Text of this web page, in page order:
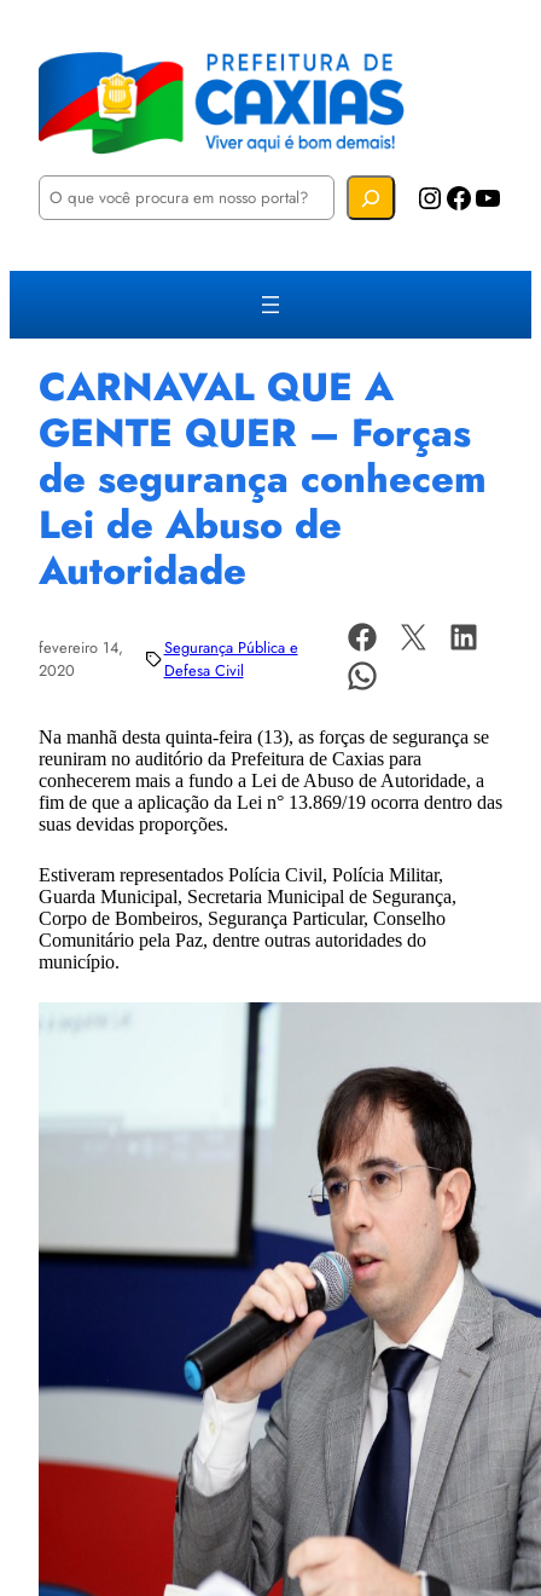
P
u
a
Instagram Facebook YouTube
CARNAVAL QUE A
GENTE QUER – Forças
de segurança conhecem
Lei de Abuso de
Autoridade
fevereiro 14,
2020
Segurança Pública e
Defesa Civil
Na manhã desta quinta-feira (13), as forças de segurança se
reuniram no auditório da Prefeitura de Caxias para
conhecerem mais a fundo a Lei de Abuso de Autoridade, a
fim de que a aplicação da Lei n° 13.869/19 ocorra dentro das
suas devidas proporções.
Estiveram representados Polícia Civil, Polícia Militar,
Guarda Municipal, Secretaria Municipal de Segurança,
Corpo de Bombeiros, Segurança Particular, Conselho
Comunitário pela Paz, dentre outras autoridades do
município.